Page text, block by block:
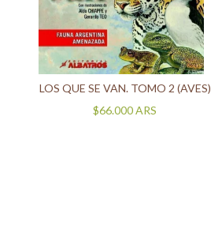
LOS QUE SE VAN. TOMO 2 (AVES)
$66.000ARS